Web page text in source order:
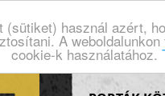
(sütiket) használ azért,
A
cookie-k használatához.